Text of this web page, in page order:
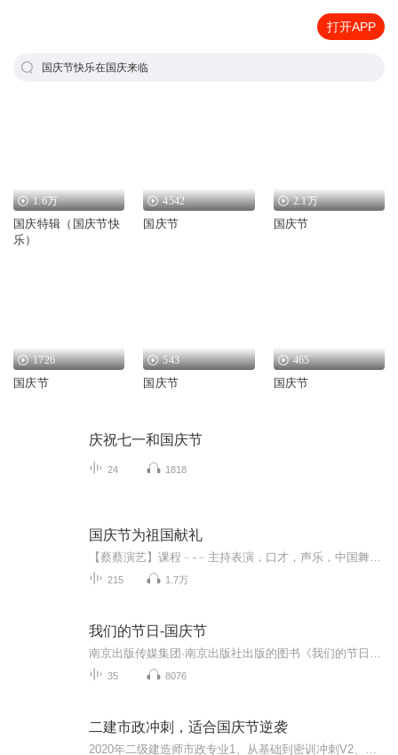
打开APP
国庆节快乐在国庆来临
1.6万
国庆特辑（国庆节快
乐）
4542
国庆节
2.1万
国庆节
1726
国庆节
543
国庆节
465
国庆节
庆祝七一和国庆节
24 1818
国庆节为祖国献礼
215 1.7万
我们的节日-国庆节
35 8076
二建市政冲刺，适合国庆节逆袭